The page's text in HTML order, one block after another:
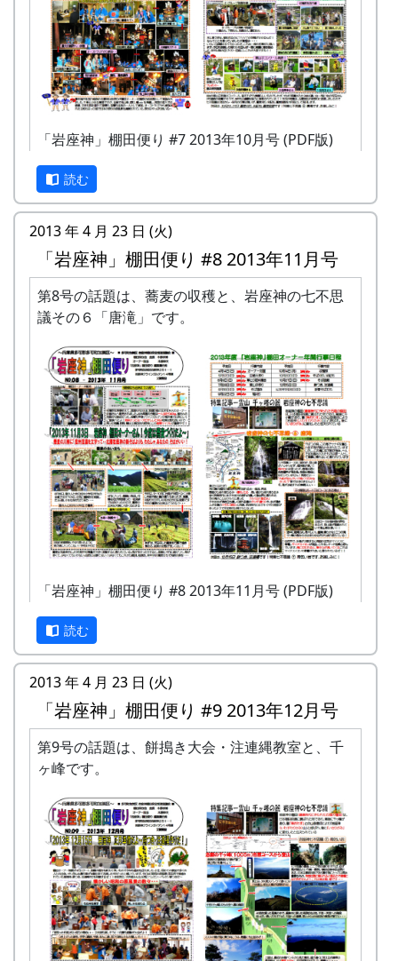
「岩座神」棚田便り #7 2013年10月号 (PDF版)
読む
2013 年 4 月 23 日 (火)
「岩座神」棚田便り #8 2013年11月号
第8号の話題は、蕎麦の収穫と、岩座神の七不思
議その６「唐滝」です。
「岩座神」棚田便り #8 2013年11月号 (PDF版)
読む
2013 年 4 月 23 日 (火)
「岩座神」棚田便り #9 2013年12月号
第9号の話題は、餅搗き大会・注連縄教室と、千
ヶ峰です。